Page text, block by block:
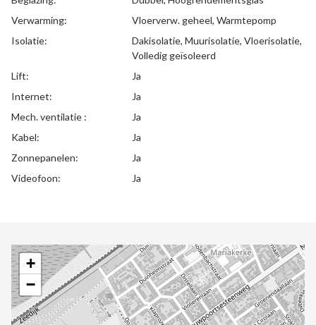
Verwarming:
Vloerverw. geheel, Warmtepomp
Isolatie:
Dakisolatie, Muurisolatie, Vloerisolatie,
Volledig geïsoleerd
Lift:
Ja
Internet:
Ja
Mech. ventilatie :
Ja
Kabel:
Ja
Zonnepanelen:
Ja
Videofoon:
Ja
+
−